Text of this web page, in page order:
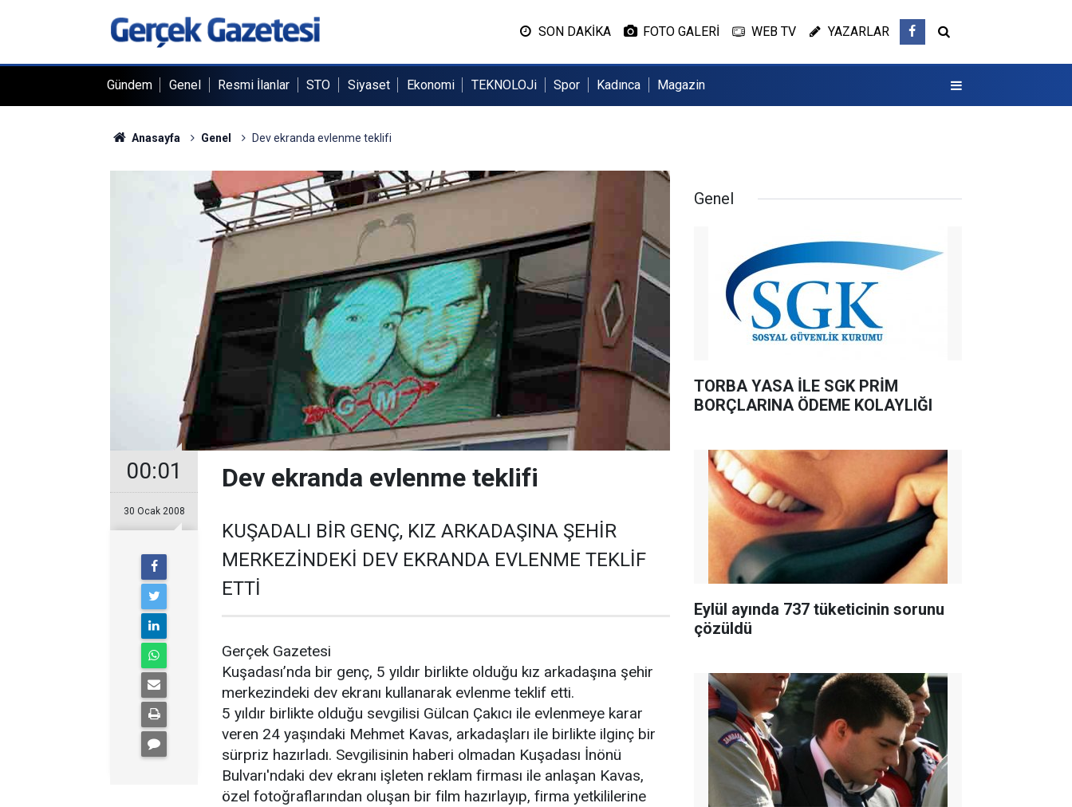
SON DAKİKA FOTO GALERİ WEB TV YAZARLAR
Gündem Genel Resmi İlanlar STO Siyaset Ekonomi TEKNOLOJi Spor Kadınca Magazin
Anasayfa Genel Dev ekranda evlenme teklifi
00:01
30 Ocak 2008
Dev ekranda evlenme teklifi
KUŞADALI BİR GENÇ, KIZ ARKADAŞINA ŞEHİR
MERKEZİNDEKİ DEV EKRANDA EVLENME TEKLİF
ETTİ
Gerçek Gazetesi
Kuşadası’nda bir genç, 5 yıldır birlikte olduğu kız arkadaşına şehir
merkezindeki dev ekranı kullanarak evlenme teklif etti.
5 yıldır birlikte olduğu sevgilisi Gülcan Çakıcı ile evlenmeye karar
veren 24 yaşındaki Mehmet Kavas, arkadaşları ile birlikte ilginç bir
sürpriz hazırladı. Sevgilisinin haberi olmadan Kuşadası İnönü
Bulvarı'ndaki dev ekranı işleten reklam firması ile anlaşan Kavas,
özel fotoğraflarından oluşan bir film hazırlayıp, firma yetkililerine
Genel
TORBA YASA İLE SGK PRİM
BORÇLARINA ÖDEME KOLAYLIĞI
Eylül ayında 737 tüketicinin sorunu
çözüldü